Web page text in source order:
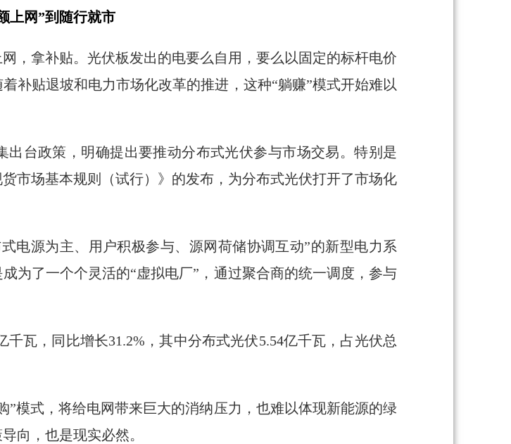
上网”到随行就市
，拿补贴。光伏板发出的电要么自用，要么以固定的标杆电价
补贴退坡和电力市场化改革的推进，这种“躺赚”模式开始难以
出台政策，明确提出要推动分布式光伏参与市场交易。特别是
市场基本规则（试行）》的发布，为分布式光伏打开了市场化
电源为主、用户积极参与、源网荷储协调互动”的新型电力系
为了一个个灵活的“虚拟电厂”，通过聚合商的统一调度，参与
瓦，同比增长31.2%，其中分布式光伏5.54亿千瓦，占光伏总
模式，将给电网带来巨大的消纳压力，也难以体现新能源的绿
向，也是现实必然。